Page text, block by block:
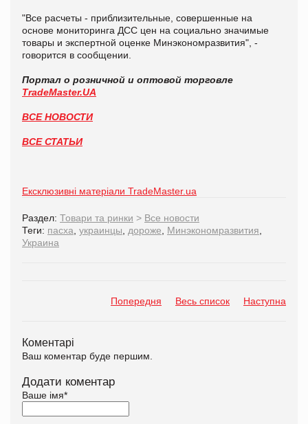
"Все расчеты - приблизительные, совершенные на
основе мониторинга ДСС цен на социально значимые
товары и экспертной оценке Минэкономразвития", -
говорится в сообщении.
Портал о розничной и оптовой торговле
TradeMaster.UA
ВСЕ НОВОСТИ
ВСЕ СТАТЬИ
Ексклюзивні матеріали TradeMaster.ua
Раздел: Товари та ринки > Все новости
Теги: пасха украинцы дороже Минэкономразвития
Украина
Попередня Весь список Наступна
Коментарі
Ваш коментар буде першим.
Додати коментар
Ваше імя*